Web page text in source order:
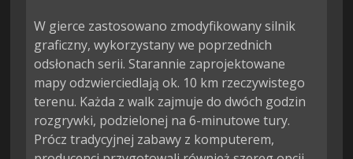
W gierce zastosowano zmodyfikowany silnik
graficzny, wykorzystany we poprzednich
odsłonach serii. Starannie zaprojektowane
mapy odzwierciedlają ok. 10 km rzeczywistego
terenu. Każda z walk zajmuje do dwóch godzin
rozgrywki, podzielonej na 6-minutowe tury.
Prócz tradycyjnej zabawy z komputerem,